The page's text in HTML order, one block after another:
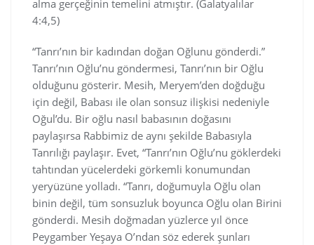
alma gerçeğinin temelini atmıştır. (Galatyalılar
4:4,5)
“Tanrı’nın bir kadından doğan Oğlunu gönderdi.”
Tanrı’nın Oğlu’nu göndermesi, Tanrı’nın bir Oğlu
olduğunu gösterir. Mesih, Meryem’den doğduğu
için değil, Babası ile olan sonsuz ilişkisi nedeniyle
Oğul’du. Bir oğlu nasıl babasının doğasını
paylaşırsa Rabbimiz de aynı şekilde Babasıyla
Tanrılığı paylaşır. Evet, “Tanrı’nın Oğlu’nu göklerdeki
tahtından yücelerdeki görkemli konumundan
yeryüzüne yolladı. “Tanrı, doğumuyla Oğlu olan
binin değil, tüm sonsuzluk boyunca Oğlu olan Birini
gönderdi. Mesih doğmadan yüzlerce yıl önce
Peygamber Yeşaya O’ndan söz ederek şunları